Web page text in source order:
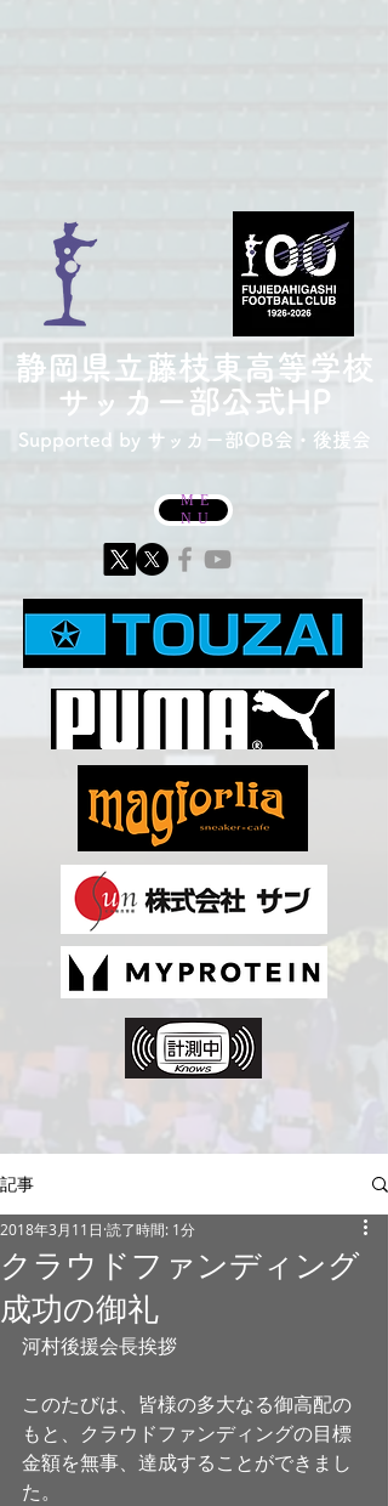
​静岡県立藤枝東高等学校
サッカー部公式HP
Supported by サッカー部OB会・後援会
ME
NU
記事
クラウドファンディング
成功の御礼
2018年3月11日 読了時間: 1分
河村後援会長挨拶
このたびは、皆様の多大なる御高配の
もと、クラウドファンディングの目標
金額を無事、達成することができまし
た。